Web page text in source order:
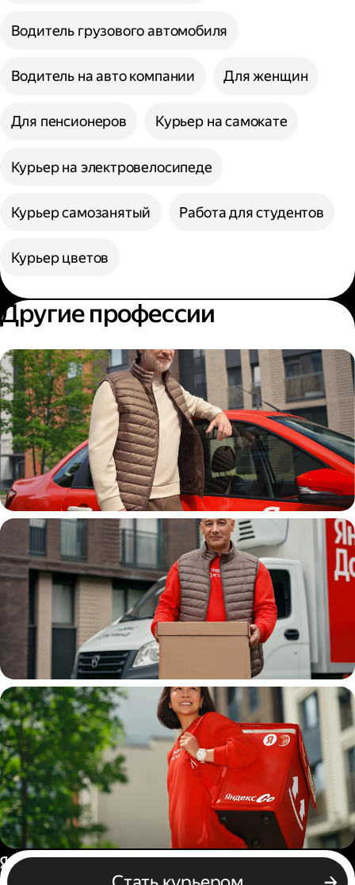
Водитель грузового автомобиля
Водитель на авто компании Для женщин
Для пенсионеров Курьер на самокате
Курьер на электровелосипеде
Курьер самозанятый Работа для студентов
Курьер цветов
Другие профессии
Автокурьер
Водитель
грузовой машины
Пеший курьер Россия